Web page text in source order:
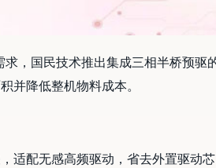
，国民技术推出集成三相半桥预驱
降低整机物料成本。
适配无感高频驱动，省去外置驱动芯